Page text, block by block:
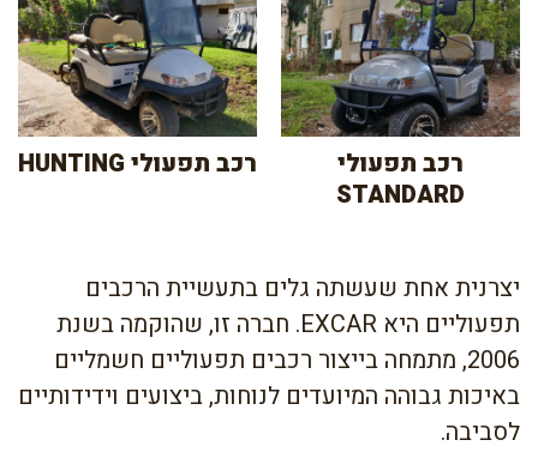
רכב תפעולי
STANDARD
רכב תפעולי HUNTING
יצרנית אחת שעשתה גלים בתעשיית הרכבים
תפעוליים היא EXCAR. חברה זו, שהוקמה בשנת
2006, מתמחה בייצור רכבים תפעוליים חשמליים
באיכות גבוהה המיועדים לנוחות, ביצועים וידידותיים
לסביבה.